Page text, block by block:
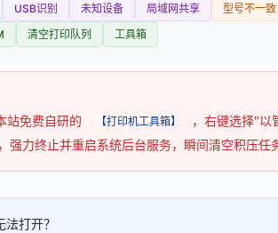
USB识别 未知设备 局域网共享 型号不一致
清空打印队列 工具箱
站免费自研的 【打印机工具箱】
，右键选择"以
，强力终止并重启系统后台服务，瞬间清空积压任
打开？